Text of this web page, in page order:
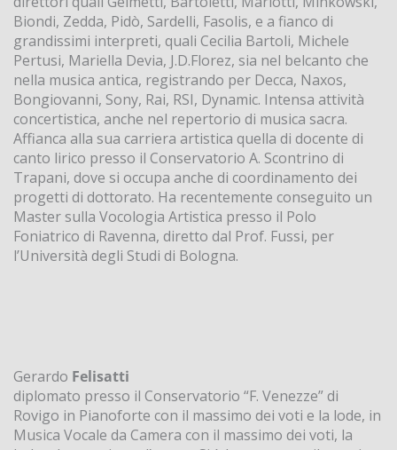
Biondi, Zedda, Pidò, Sardelli, Fasolis, e a fianco di
grandissimi interpreti, quali Cecilia Bartoli, Michele
Pertusi, Mariella Devia, J.D.Florez, sia nel belcanto che
nella musica antica, registrando per Decca, Naxos,
Bongiovanni, Sony, Rai, RSI, Dynamic. Intensa attività
concertistica, anche nel repertorio di musica sacra.
Affianca alla sua carriera artistica quella di docente di
canto lirico presso il Conservatorio A. Scontrino di
Trapani, dove si occupa anche di coordinamento dei
progetti di dottorato. Ha recentemente conseguito un
Master sulla Vocologia Artistica presso il Polo
Foniatrico di Ravenna, diretto dal Prof. Fussi, per
l’Università degli Studi di Bologna.
Gerardo Felisatti
diplomato presso il Conservatorio “F. Venezze” di
Rovigo in Pianoforte con il massimo dei voti e la lode, in
Musica Vocale da Camera con il massimo dei voti, la